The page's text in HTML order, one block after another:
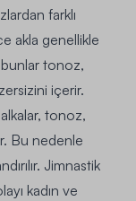
farklı
akla genellikle
bunlar tonoz,
içerir.
tonoz,
Bu nedenle
Jimnastik
kadın ve